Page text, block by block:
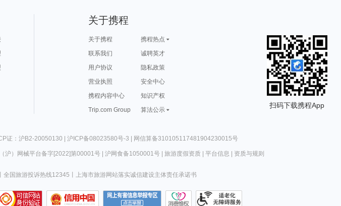
关于携程
关于携程
携程热点
联系我们
诚聘英才
用户协议
隐私政策
营业执照
安全中心
携程内容中心
知识产权
Trip.com Group
算法公示
扫码下载携程App
证：沪B2-20050130 | 沪ICP备08023580号-3 | 网信算备310105117481904230015号
（沪）网械平台备字[2022]第00001号| 沪网食备1050001号| 旅游度假资质| 平台信息 资质与规则
全国旅游投诉热线12345 上海市旅游网站落实诚信建设主体责任承诺书